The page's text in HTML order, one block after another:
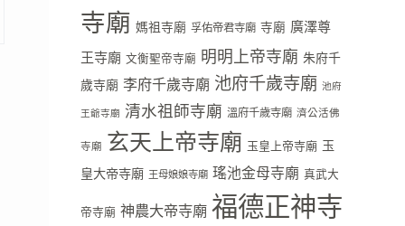
寺廟 媽祖寺廟 孚佑帝君寺廟 寺廟 廣澤尊
王寺廟 文衡聖帝寺廟 明明上帝寺廟 朱府千
歲寺廟 李府千歲寺廟 池府千歲寺廟 池府
王爺寺廟 清水祖師寺廟 溫府千歲寺廟 濟公活佛
寺廟 玄天上帝寺廟 玉皇上帝寺廟 玉
皇大帝寺廟 王母娘娘寺廟 瑤池金母寺廟 真武大
帝寺廟 神農大帝寺廟 福德正神寺